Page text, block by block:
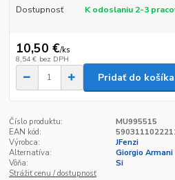
Dostupnosť K odoslaniu 2-3
10,50 €/ks
8,54 € bez DPH
Pridať do košíka
Číslo produktu:
MU995515
EAN kód:
Výrobca:
JFenzi
Alternatíva:
Giorgio Armani
Vôňa:
Si
Strážiť cenu / dostupnosť